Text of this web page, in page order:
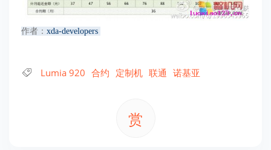
作者： xda-developers
Lumia 920 合约 定制机 联通 诺基亚
赏